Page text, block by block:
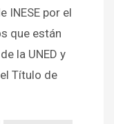
INESE por el
que están
la UNED y
Título de